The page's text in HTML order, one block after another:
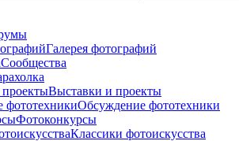
Галерея фотографий
Сообщества
Выставки и проекты
Обсуждение фототехники
Фотоконкурсы
Классики фотоискусства